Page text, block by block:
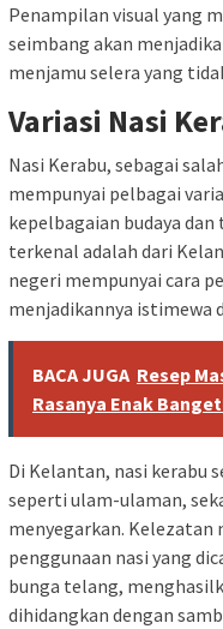
Penampilan visual yang
seimbang akan
menjamu selera yang
Variasi Nasi
Nasi Kerabu, sebagai
mempunyai pelbagai
kepelbagaian budaya
terkenal adalah dari
negeri mempunyai cara
menjadikannya istimewa
BACA JUGA Resep
Rasanya Enak
Di Kelantan, nasi kerabu
seperti ulam-ulaman,
menyegarkan. Kelezatan
penggunaan nasi yang
bunga telang,
dihidangkan dengan